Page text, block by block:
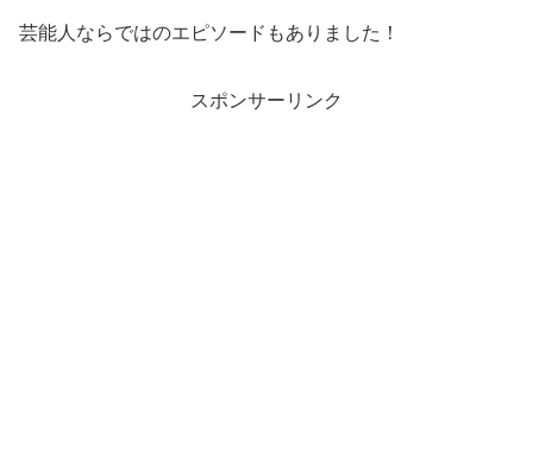
芸能人ならではのエピソードもありました！
スポンサーリンク